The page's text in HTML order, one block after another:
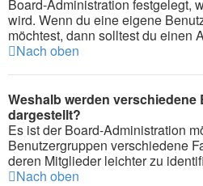
Board-Administration festgelegt,
wird. Wenn du eine eigene
möchtest, dann solltest du einen
Nach oben
Weshalb werden
dargestellt?
Es ist der Board-Administration
Benutzergruppen verschiedene
deren Mitglieder leichter zu
Nach oben